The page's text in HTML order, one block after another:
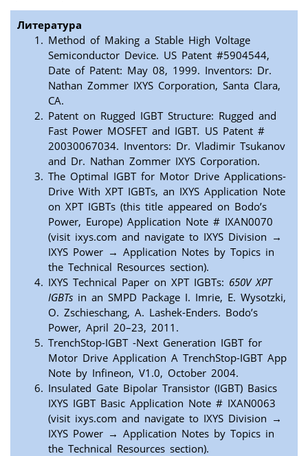
Литература
Method of Making a Stable High Voltage
Semiconductor Device. US Patent #5904544,
Date of Patent: May 08, 1999. Inventors: Dr.
Nathan Zommer IXYS Corporation, Santa Clara,
CA.
Patent on Rugged IGBT Structure: Rugged and
Fast Power MOSFET and IGBT. US Patent #
20030067034. Inventors: Dr. Vladimir Tsukanov
and Dr. Nathan Zommer IXYS Corporation.
The Optimal IGBT for Motor Drive Applications-
Drive With XPT IGBTs, an IXYS Application Note
on XPT IGBTs (this title appeared on Bodo’s
Power, Europe) Application Note # IXAN0070
(visit ixys.com and navigate to IXYS Division →
IXYS Power → Application Notes by Topics in
the Technical Resources section).
IXYS Technical Paper on XPT IGBTs: 650V XPT
IGBTs in an SMPD Package I. Imrie, E. Wysotzki,
O. Zschieschang, A. Lashek-Enders. Bodo’s
Power, April 20–23, 2011.
TrenchStop-IGBT -Next Generation IGBT for
Motor Drive Application A TrenchStop-IGBT App
Note by Infineon, V1.0, October 2004.
Insulated Gate Bipolar Transistor (IGBT) Basics
IXYS IGBT Basic Application Note # IXAN0063
(visit ixys.com and navigate to IXYS Division →
IXYS Power → Application Notes by Topics in
the Technical Resources section).